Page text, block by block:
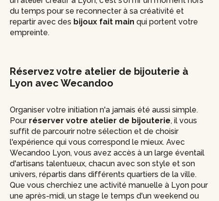
du temps pour se reconnecter à sa créativité et
repartir avec des bijoux fait main qui portent votre
empreinte.
Réservez votre atelier de bijouterie à
Lyon avec Wecandoo
Organiser votre initiation n'a jamais été aussi simple.
Pour réserver votre atelier de bijouterie, il vous
suffit de parcourir notre sélection et de choisir
l'expérience qui vous correspond le mieux. Avec
Wecandoo Lyon, vous avez accès à un large éventail
d'artisans talentueux, chacun avec son style et son
univers, répartis dans différents quartiers de la ville.
Que vous cherchiez une activité manuelle à Lyon pour
une après-midi, un stage le temps d'un weekend ou